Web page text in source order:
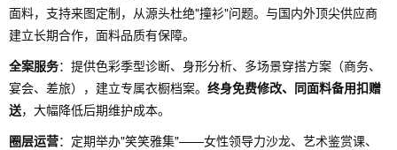
面料，支持来图定制，从源头杜绝"撞衫"问题。与国内外顶尖供应商
建立长期合作，面料品质有保障。
全案服务：提供色彩季型诊断、身形分析、多场景穿搭方案（商务、
宴会、差旅），建立专属衣橱档案。 终身免费修改、同面料备用扣赠
送，大幅降低后期维护成本。
圈层运营：定期举办"笑笑雅集"——女性领导力沙龙、艺术鉴赏课、